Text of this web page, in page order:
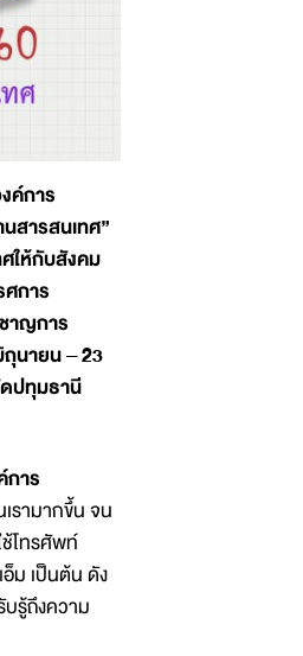
ค์การ
สารสนเทศ”
ให้กับสังคม
การ
าญการ
นายน – 23
ปทุมธานี
การ
รามากขึ้น จน
ช้โทรศัพท์
อ็ม เป็นต้น ดัง
บรู้ถึงความ